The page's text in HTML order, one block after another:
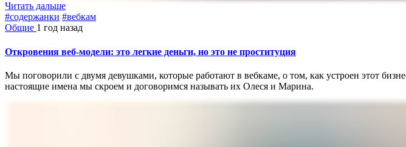
Читать дальше
#содержанки #вебкам
Общие 1 год назад
Откровения веб-модели: это легкие деньги, но это не проституция
Мы поговорили с двумя девушками, которые работают в вебкаме, о том, как устроен этот
настоящие имена мы скроем и договоримся называть их Олеся и Марина.